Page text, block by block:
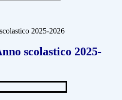
2025-2026
scolastico 2025-